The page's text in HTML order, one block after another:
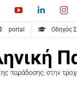
FacebookYouTubeLinkedIn
portal Οδηγός